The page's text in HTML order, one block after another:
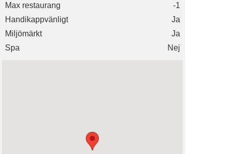
Max restaurang
-1
Handikappvänligt
Ja
Miljömärkt
Ja
Spa
Nej